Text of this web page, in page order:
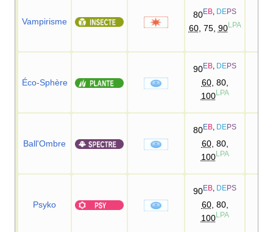
Vampirisme
80EB DEPS
60, 75, 90 LPA
Éco-Sphère
90EB DEPS
60, 80,
100 LPA
Ball'Ombre
80EB DEPS
60, 80,
100 LPA
Psyko
90EB DEPS
60, 80,
100 LPA